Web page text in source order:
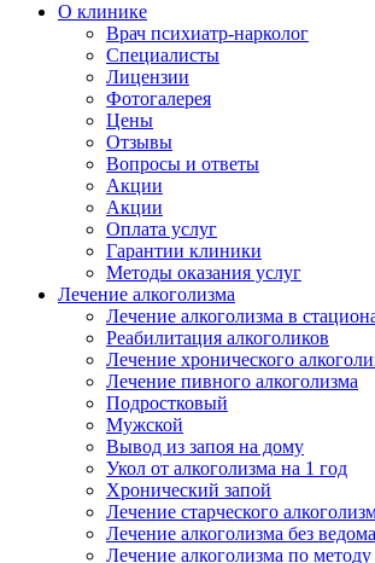
О клинике
Врач психиатр-нарколог
Специалисты
Лицензии
Фотогалерея
Цены
Отзывы
Вопросы и ответы
Акции
Акции
Оплата услуг
Гарантии клиники
Методы оказания услуг
Лечение алкоголизма
Лечение алкоголизма в
Реабилитация алкоголиков
Лечение хронического
Лечение пивного алкоголизма
Подростковый
Мужской
Вывод из запоя на дому
Укол от алкоголизма на 1 год
Хронический запой
Лечение старческого
Лечение алкоголизма без
Лечение алкоголизма по